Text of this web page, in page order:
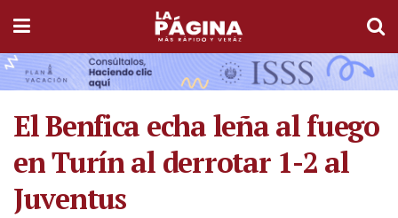
El Benfica echa leña al fuego
en Turín al derrotar 1-2 al
Juventus